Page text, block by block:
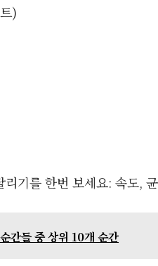
)
기를 한번 보세요: 속도,
간들 중 상위 10개 순간